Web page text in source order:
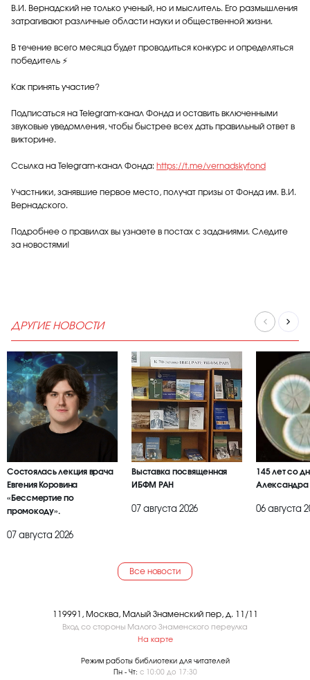
В.И. Вернадский не только ученый, но и мыслитель. Его размышления
затрагивают различные области науки и общественной жизни.
В течение всего месяца будет проводиться конкурс и определяться
победитель ⚡
Как принять участие?
Подписаться на Telegram-канал Фонда и оставить включенными
звуковые уведомления, чтобы быстрее всех дать правильный ответ в
викторине.
Ссылка на Telegram-канал Фонда: https://t.me/vernadskyfond
Участники, занявшие первое место, получат призы от Фонда им. В.И.
Вернадского.
Подробнее о правилах вы узнаете в постах с заданиями. Следите
за новостями!
ДРУГИЕ НОВОСТИ
Состоялась лекция врача
Евгения Коровина
«Бессмертие по
промокоду».
07 августа 2026
Выставка посвященная
ИБФМ РАН
07 августа 2026
145 лет со
Александра
06 августа
Все новости
119991, Москва, Малый Знаменский пер, д. 11/11
Вход со стороны Малого Знаменского переулка
На карте
Режим работы библиотеки для читателей
Пн - Чт: с 10:00 до 17:30